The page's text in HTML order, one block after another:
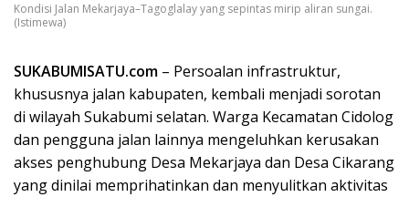
Kondisi Jalan Mekarjaya–Tagoglalay yang sepintas mirip aliran sungai.
(Istimewa)
SUKABUMISATU.com – Persoalan infrastruktur,
khususnya jalan kabupaten, kembali menjadi sorotan
di wilayah Sukabumi selatan. Warga Kecamatan Cidolog
dan pengguna jalan lainnya mengeluhkan kerusakan
akses penghubung Desa Mekarjaya dan Desa Cikarang
yang dinilai memprihatinkan dan menyulitkan aktivitas